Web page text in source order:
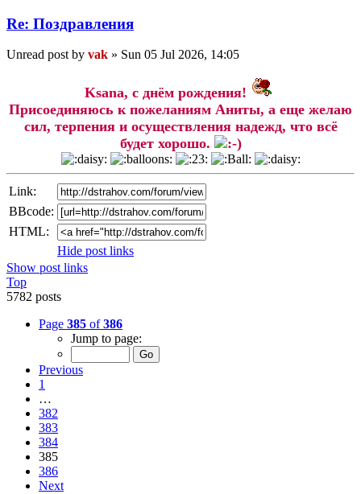
Re: Поздравлeния
Unread post by vak » Sun 05 Jul 2026, 14:05
Ksana, с днём рождения!
Присоединяюсь к пожеланиям Аниты, а еще желаю
сил, терпения и осуществления надежд, что всё
будет хорошо.
Link:
BBcode:
HTML:
Hide post links
Show post links
Top
5782 posts
Page 385 of386
Jump to page:
Previous
1
…
382
383
384
385
386
Next